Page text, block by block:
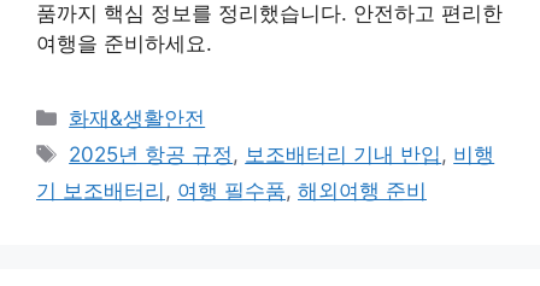
품까지 핵심 정보를 정리했습니다. 안전하고 편리한
여행을 준비하세요.
카
테
리
화재&생활안전
태
그
2025년 항공 규정, 보조배터리 기내 반입, 비행
기 보조배터리 , 여행 필수품, 해외여행 준비